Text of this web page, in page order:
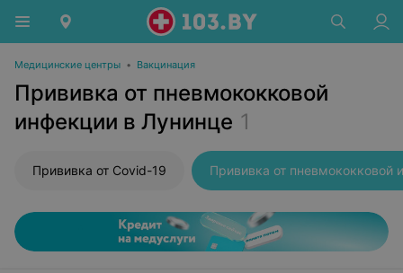
Медицинские центры • Вакцинация
Прививка от пневмококковой
инфекции в Лунинце 1
Прививка от Covid-19